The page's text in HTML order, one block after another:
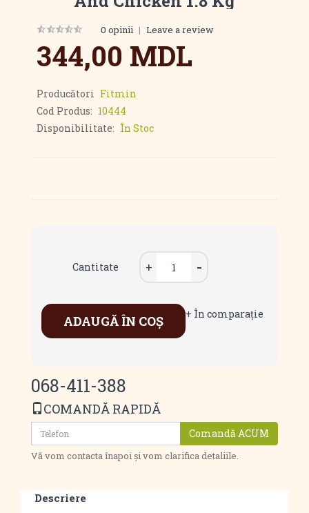
0 opinii | Leave a review
344,00 MDL
Producători Fitmin
Cod Produs: 10444
Disponibilitate: În Stoc
Cantitate
ADAUGĂ ÎN COŞ + În comparaţie
068-411-388
COMANDĂ RAPIDĂ
Comandă ACUM
Vă vom contacta înapoi și vom clarifica detaliile.
Descriere